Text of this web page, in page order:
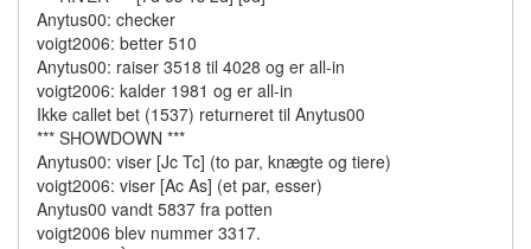
Anytus00: checker
voigt2006: better 510
Anytus00: raiser 3518 til 4028 og er all-in
voigt2006: kalder 1981 og er all-in
Ikke callet bet (1537) returneret til Anytus00
*** SHOWDOWN ***
Anytus00: viser [Jc Tc] (to par, knægte og tiere)
voigt2006: viser [Ac As] (et par, esser)
Anytus00 vandt 5837 fra potten
voigt2006 blev nummer 3317.